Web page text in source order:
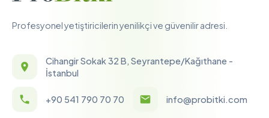
Profesyonel yetiştiricilerin yenilikçi ve güvenilir adresi.
Cihangir Sokak 32 B, Seyrantepe/Kağıthane -
İstanbul
+90 541 790 70 70 info@probitki.com